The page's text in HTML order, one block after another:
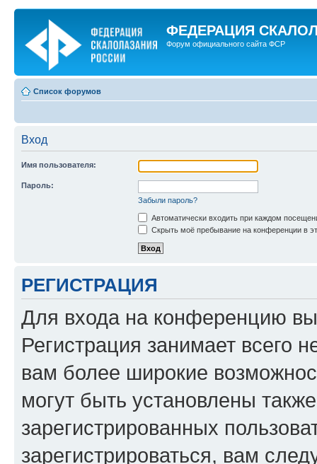
ФЕДЕРАЦИЯ
Форум официального сайта ФСР
Список форумов
Вход
Имя пользователя:
Пароль:
Забыли пароль?
Автоматически входить при каждом
Скрыть моё пребывание на конференции в
РЕГИСТРАЦИЯ
Для входа на конференцию
Регистрация занимает всего
вам более широкие
могут быть установлены
зарегистрированных
зарегистрироваться, вам